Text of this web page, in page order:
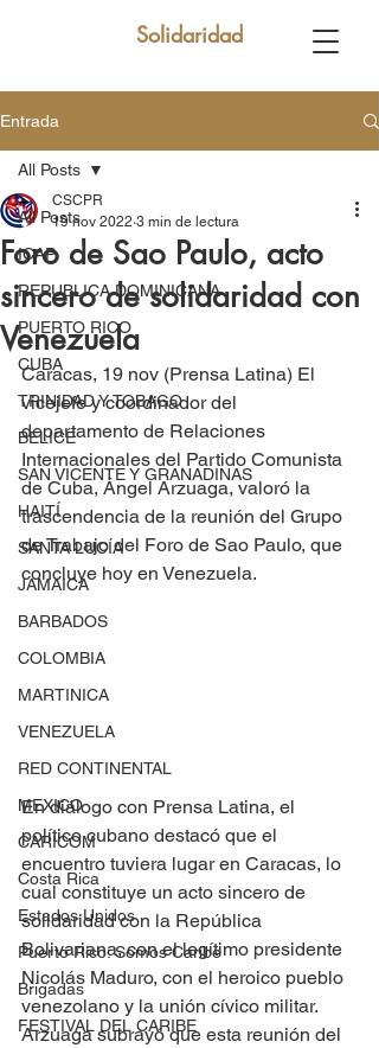
Solidaridad
Entrada
All Posts
ICAP
REPUBLICA DOMINICANA
PUERTO RICO
CUBA
TRINIDAD Y TOBAGO
BELICE
SAN VICENTE Y GRANADINAS
HAITÍ
SANTA LUCÍA
JAMAICA
BARBADOS
COLOMBIA
MARTINICA
VENEZUELA
RED CONTINENTAL
MEXICO
CARICOM
Costa Rica
Estados Unidos
Puerto Rico: Somos Caribe
Brigadas
FESTIVAL DEL CARIBE
All Posts
Foro de Sao Paulo, acto
sincero de solidaridad con
Venezuela
CSCPR
19 nov 2022 3 min de lectura
Caracas, 19 nov (Prensa Latina) El
vicejefe y coordinador del
departamento de Relaciones
Internacionales del Partido Comunista
de Cuba, Ángel Arzuaga, valoró la
trascendencia de la reunión del Grupo
de Trabajo del Foro de Sao Paulo, que
concluye hoy en Venezuela.
En diálogo con Prensa Latina, el
político cubano destacó que el
encuentro tuviera lugar en Caracas, lo
cual constituye un acto sincero de
solidaridad con la República
Bolivariana, con el legítimo presidente
Nicolás Maduro, con el heroico pueblo
venezolano y la unión cívico militar.
Arzuaga subrayó que esta reunión del